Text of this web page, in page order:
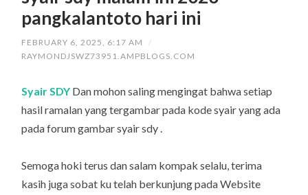
pangkalantoto hari ini
FEBRUARY 6, 2025, 6:17 AM
/
RAYMONDJSWZ73951.AMPBLOGS.COM
Syair SDY Dan mohon saling mengingat bahwa setiap
hasil ramalan yang tergambar pada kode syair yang ada
pada forum gambar syair sdy .
Semoga hoki terus dan salam kompak selalu, terima
kasih juga sobat ku telah berkunjung pada Website